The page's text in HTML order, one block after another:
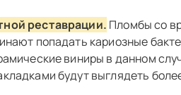
реставрации. Пломбы со
попадать кариозные
виниры в данном
будут выглядеть